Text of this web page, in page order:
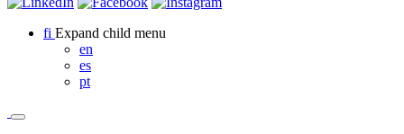
fi Expand child menu
en
es
pt